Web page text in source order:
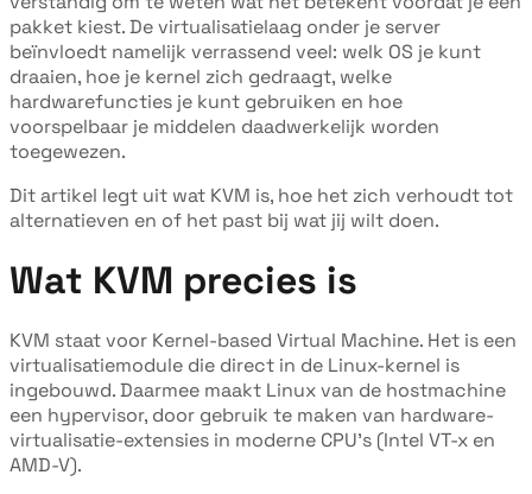
pakket kiest. De virtualisatielaag onder je server
beïnvloedt namelijk verrassend veel: welk OS je kunt
draaien, hoe je kernel zich gedraagt, welke
hardwarefuncties je kunt gebruiken en hoe
voorspelbaar je middelen daadwerkelijk worden
toegewezen.
Dit artikel legt uit wat KVM is, hoe het zich verhoudt tot
alternatieven en of het past bij wat jij wilt doen.
Wat KVM precies is
KVM staat voor Kernel-based Virtual Machine. Het is een
virtualisatiemodule die direct in de Linux-kernel is
ingebouwd. Daarmee maakt Linux van de hostmachine
een hypervisor, door gebruik te maken van hardware-
virtualisatie-extensies in moderne CPU's (Intel VT-x en
AMD-V).